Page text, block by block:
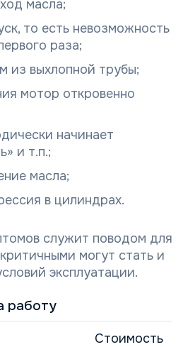
масла;
то есть невозможность
раза;
из выхлопной трубы;
мотор откровенно
начинает
и т.п.;
масла;
в цилиндрах.
служит поводом для
могут стать и
эксплуатации.
работу
Стоимость